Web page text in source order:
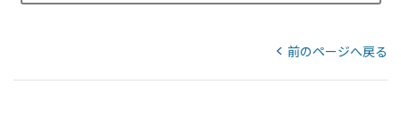
前のページへ戻る